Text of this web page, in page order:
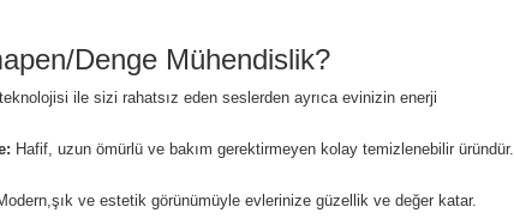
Denge Mühendislik?
ile sizi rahatsız eden seslerden ayrıca evinizin enerji
Hafif, uzun ömürlü ve bakım gerektirmeyen kolay temizlenebilir üründür.
ve estetik görünümüyle evlerinize güzellik ve değer katar.